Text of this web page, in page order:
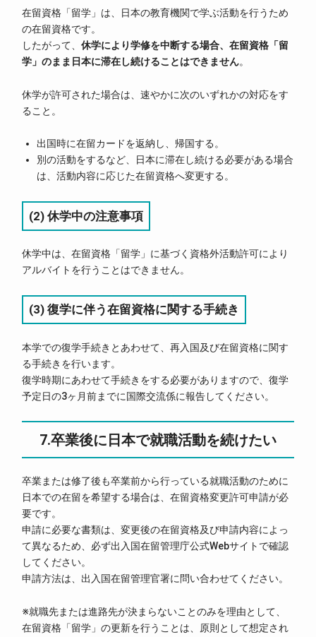
在留資格「留学」は、日本の教育機関で学ぶ活動を行うため
の在留資格です。
したがって、休学により学修を中断する場合、在留資格「留
学」のまま日本に滞在し続けることはできません。
休学が許可された場合は、速やかに次のいずれかの対応をす
ること。
出国時に在留カードを返納し、帰国する。
別の活動をするなど、日本に滞在し続ける必要がある場合
は、活動内容に応じた在留資格へ変更する。
(2) 休学中の注意事項
休学中は、在留資格「留学」に基づく資格外活動許可により
アルバイトを行うことはできません。
(3) 復学に伴う在留資格に関する手続き
本学での復学手続きとあわせて、再入国及び在留資格に関す
る手続きを行います。
復学時期にあわせて手続きをする必要がありますので、復学
予定日の3ヶ月前までに国際交流係に報告してください。
7.卒業後に日本で就職活動を続けたい
卒業または修了後も卒業前から行っている就職活動のために
日本での在留を希望する場合は、在留資格変更許可申請が必
要です。
申請に必要な書類は、変更後の在留資格及び申請内容によっ
て異なるため、必ず出入国在留管理庁公式Webサイトで確認
してください。
申請方法は、出入国在留管理官署に問い合わせてください。
※就職先または進路先が決まらないことのみを理由として、
在留資格「留学」の更新を行うことは、原則として想定され